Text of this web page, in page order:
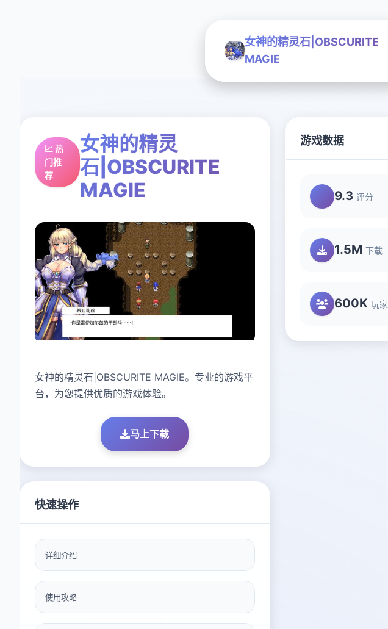
女神的精灵石|OBSCURITE
MAGIE
📈 热
门推
荐
女神的精灵
石|OBSCURITE
MAGIE
女神的精灵石|OBSCURITE MAGIE。专业的游戏平
台，为您提供优质的游戏体验。
马上下载
游戏数据
9.3 评分
1.5M 下载
600K 玩家
快速操作
详细介绍
使用攻略